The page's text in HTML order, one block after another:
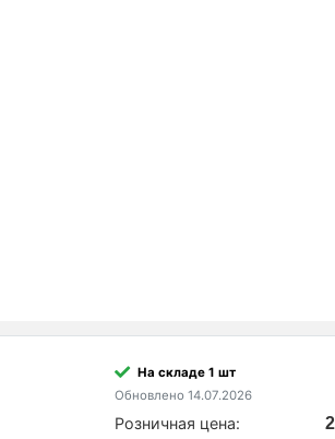
На складе 1 шт
Обновлено 14.07.2026
Розничная цена: